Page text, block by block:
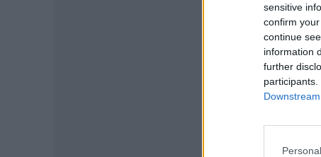
sensitive
confirm
continue
information
further